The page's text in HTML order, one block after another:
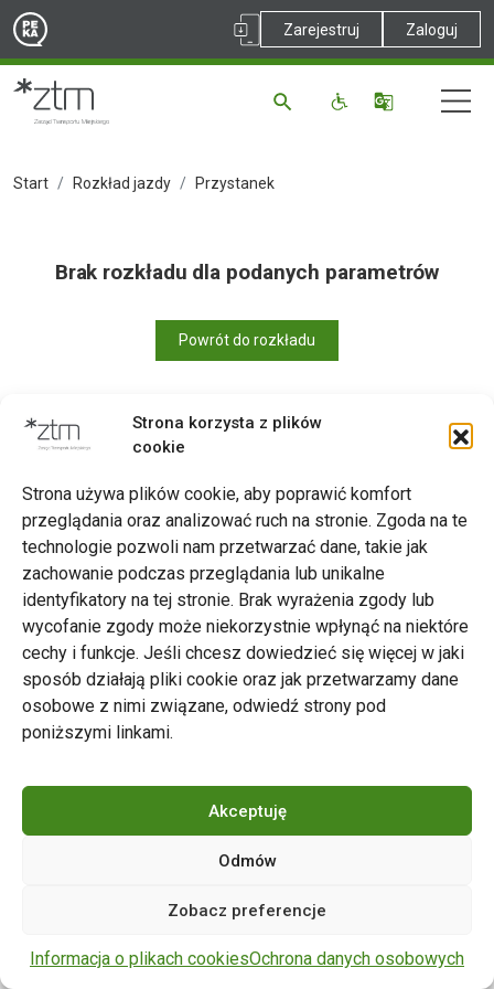
Strona korzysta z plików
cookie
Strona używa plików cookie, aby poprawić komfort
przeglądania oraz analizować ruch na stronie. Zgoda na te
technologie pozwoli nam przetwarzać dane, takie jak
zachowanie podczas przeglądania lub unikalne
identyfikatory na tej stronie. Brak wyrażenia zgody lub
wycofanie zgody może niekorzystnie wpłynąć na niektóre
cechy i funkcje. Jeśli chcesz dowiedzieć się więcej w jaki
sposób działają pliki cookie oraz jak przetwarzamy dane
osobowe z nimi związane, odwiedź strony pod
poniższymi linkami.
Akceptuję
Odmów
Zobacz preferencje
Informacja o plikach cookiesOchrona danych osobowych
Zarejestruj Zaloguj
Start Rozkład jazdy Przystanek
Brak rozkładu dla podanych parametrów
Powrót do rozkładu
Zarząd Transportu Miejskiego w Poznaniu
Napisz do nas
tel. 61 646 33 44
ul. Matejki 59, 60-770 Poznań
zastrzeżone.